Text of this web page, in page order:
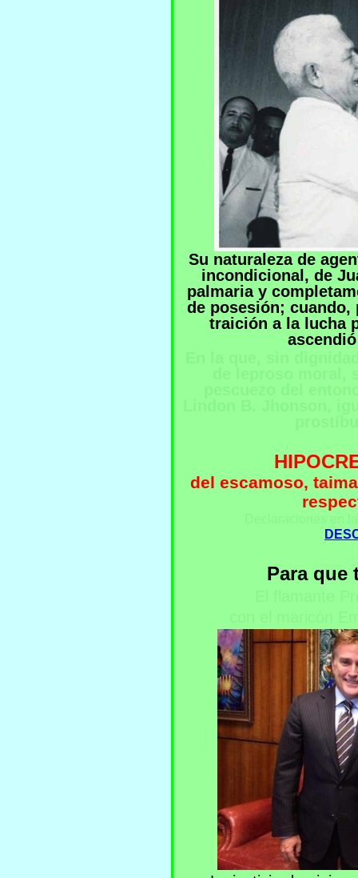
Su naturaleza de
incondicional, de
palmaria y
de posesión;
traición a la lucha
del escamoso,
Para que